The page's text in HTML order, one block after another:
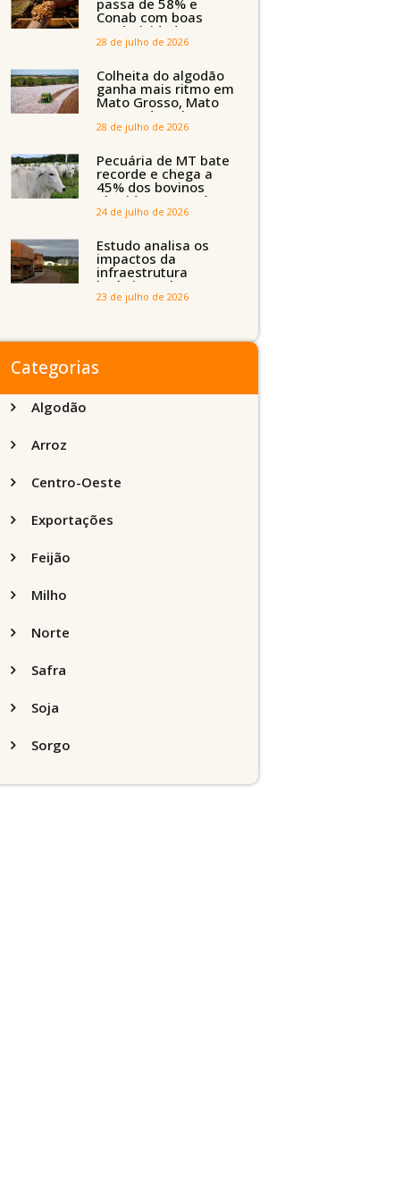
Conab com boas
produtividades em
Mato Grosso, mas
Tocantins, Maranhão
e Piauí
28 de julho de 2026
Colheita do algodão
ganha mais ritmo em
Mato Grosso, Mato
Grosso do Sul e
Maranhão
28 de julho de 2026
Pecuária de MT bate
recorde e chega a
45% dos bovinos
abatidos com até 24
meses
24 de julho de 2026
Estudo analisa os
impactos da
infraestrutura
logística sobre a
produção agrícola de
23 de julho de 2026
Categorias
Algodão
Arroz
Centro-Oeste
Exportações
Feijão
Milho
Norte
Safra
Soja
Sorgo